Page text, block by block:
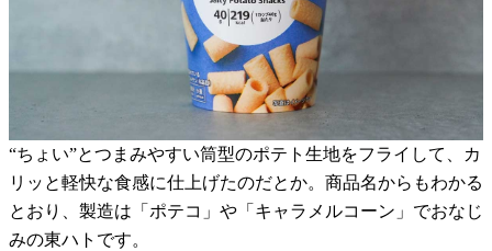
“ちょい”とつまみやすい筒型のポテト生地をフライして、カ
リッと軽快な食感に仕上げたのだとか。商品名からもわかる
とおり、製造は「ポテコ」や「キャラメルコーン」でおなじ
みの東ハトです。